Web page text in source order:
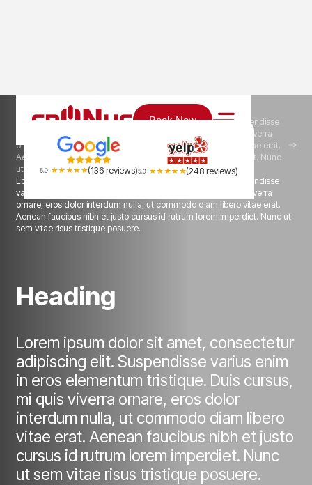
Book Now
Services
Lorem ipsum dolor sit amet, consectetur adipiscing elit. Suspendisse
varius enim in eros elementum tristique. Duis cursus, mi quis viverra
ornare, eros dolor interdum nulla, ut commodo diam libero vitae erat.
Aenean faucibus nibh et justo cursus id rutrum lorem imperdiet. Nunc
ut sem vitae risus tristique posuere.
Lorem ipsum dolor sit amet, consectetur adipiscing elit. Suspendisse
varius enim in eros elementum tristique. Duis cursus, mi quis viverra
ornare, eros dolor interdum nulla, ut commodo diam libero vitae erat.
Aenean faucibus nibh et justo cursus id rutrum lorem imperdiet. Nunc ut
sem vitae risus tristique posuere.
Heading
Lorem ipsum dolor sit amet, consectetur
adipiscing elit. Suspendisse varius enim
in eros elementum tristique. Duis cursus,
mi quis viverra ornare, eros dolor
interdum nulla, ut commodo diam libero
vitae erat. Aenean faucibus nibh et justo
cursus id rutrum lorem imperdiet. Nunc
ut sem vitae risus tristique posuere.
(136 reviews) (248 reviews)